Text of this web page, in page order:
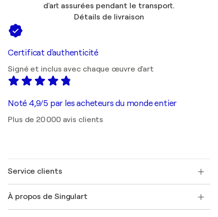
d'art assurées pendant le transport.
Détails de livraison
Certificat d'authenticité
Signé et inclus avec chaque œuvre d'art
Noté 4,9/5 par les acheteurs du monde entier
Plus de 20 000 avis clients
Service clients
Expédition
À propos de Singulart